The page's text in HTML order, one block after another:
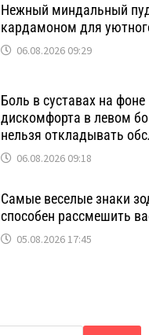
Нежный миндальный
кардамоном для
06.08.2026 09:29
Боль в суставах на фоне
дискомфорта в левом
нельзя откладывать
06.08.2026 09:18
Самые веселые знаки
способен рассмешить
05.08.2026 17:45